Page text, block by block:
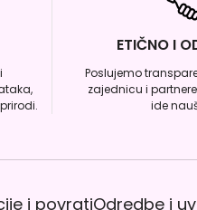
ETIČNO I
Poslujemo
zajednicu i
ide
i povratiOdredbe i